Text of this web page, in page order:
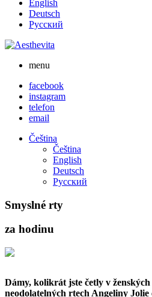
English
Deutsch
Русский
menu
facebook
instagram
telefon
email
Čeština
Čeština
English
Deutsch
Русский
Smyslné rty
za hodinu
Dámy, kolikrát jste četly v ženských
neodolatelných rtech Angeliny Jolie